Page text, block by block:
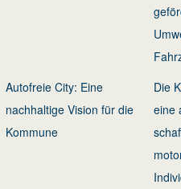
Autofreie City: Eine
nachhaltige Vision für die
Kommune
Die
eine